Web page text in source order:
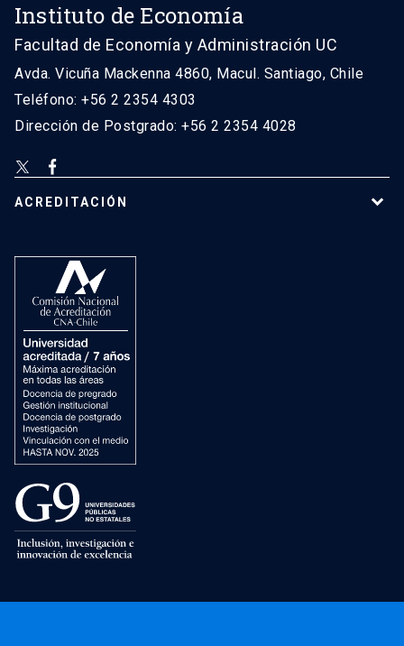
Instituto de Economía
Facultad de Economía y Administración UC
Avda. Vicuña Mackenna 4860, Macul. Santiago, Chile
Teléfono: +56 2 2354 4303
Dirección de Postgrado: +56 2 2354 4028
ACREDITACIÓN